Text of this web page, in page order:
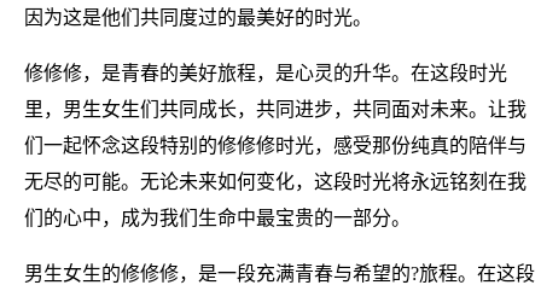
因为这是他们共同度过的最美好的时光。
修修修，是青春的美好旅程，是心灵的升华。在这段时光
里，男生女生们共同成长，共同进步，共同面对未来。让我
们一起怀念这段特别的修修修时光，感受那份纯真的陪伴与
无尽的可能。无论未来如何变化，这段时光将永远铭刻在我
们的心中，成为我们生命中最宝贵的一部分。
男生女生的修修修，是一段充满青春与希望的?旅程。在这段